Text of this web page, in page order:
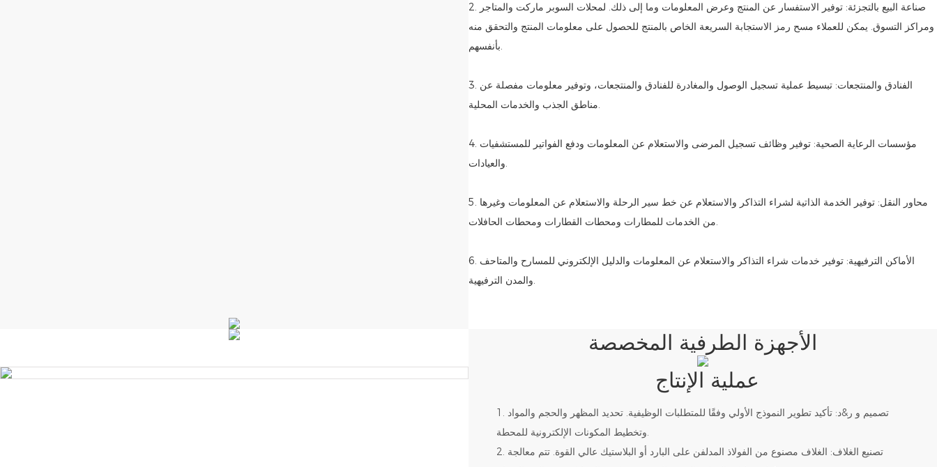
2. صناعة البيع بالتجزئة: توفير الاستفسار عن المنتج وعرض المعلومات وما إلى ذلك. لمحلات السوبر ماركت والمتاجر
ومراكز التسوق. يمكن للعملاء مسح رمز الاستجابة السريعة الخاص بالمنتج للحصول على معلومات المنتج والتحقق منه
بأنفسهم.
3. الفنادق والمنتجعات: تبسيط عملية تسجيل الوصول والمغادرة للفنادق والمنتجعات، وتوفير معلومات مفصلة عن
مناطق الجذب والخدمات المحلية.
4. مؤسسات الرعاية الصحية: توفير وظائف تسجيل المرضى والاستعلام عن المعلومات ودفع الفواتير للمستشفيات
والعيادات.
5. محاور النقل: توفير الخدمة الذاتية لشراء التذاكر والاستعلام عن خط سير الرحلة والاستعلام عن المعلومات وغيرها
من الخدمات للمطارات ومحطات القطارات ومحطات الحافلات.
6. الأماكن الترفيهية: توفير خدمات شراء التذاكر والاستعلام عن المعلومات والدليل الإلكتروني للمسارح والمتاحف
والمدن الترفيهية.
الأجهزة الطرفية المخصصة
عملية الإنتاج
1. تصميم و ر&د: تأكيد تطوير النموذج الأولي وفقًا للمتطلبات الوظيفية. تحديد المظهر والحجم والمواد
وتخطيط المكونات الإلكترونية للمحطة.
2. تصنيع الغلاف: الغلاف مصنوع من الفولاذ المدلفن على البارد أو البلاستيك عالي القوة. تتم معالجة